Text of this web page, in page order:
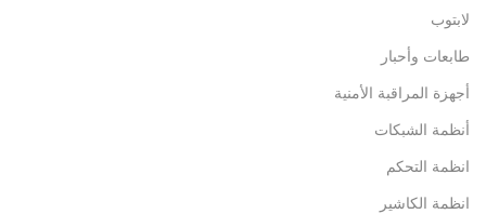
لابتوب
طابعات وأحبار
أجهزة المراقبة الأمنية
أنظمة الشبكات
انظمة التحكم
انظمة الكاشير